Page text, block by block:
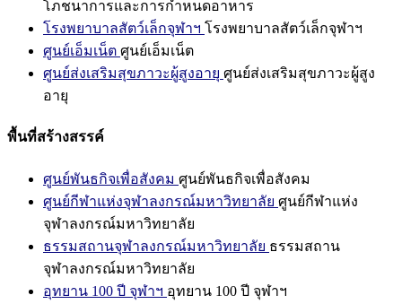
โภชนาการและการกำหนดอาหาร
โรงพยาบาลสัตว์เล็กจุฬาฯ โรงพยาบาลสัตว์เล็กจุฬาฯ
ศูนย์เอ็มเน็ต ศูนย์เอ็มเน็ต
ศูนย์ส่งเสริมสุขภาวะผู้สูงอายุ ศูนย์ส่งเสริมสุขภาวะผู้สูง
อายุ
พื้นที่สร้างสรรค์
ศูนย์พันธกิจเพื่อสังคม ศูนย์พันธกิจเพื่อสังคม
ศูนย์กีฬาแห่งจุฬาลงกรณ์มหาวิทยาลัย ศูนย์กีฬาแห่ง
จุฬาลงกรณ์มหาวิทยาลัย
ธรรมสถานจุฬาลงกรณ์มหาวิทยาลัย ธรรมสถาน
จุฬาลงกรณ์มหาวิทยาลัย
อุทยาน 100 ปี จุฬาฯ อุทยาน 100 ปี จุฬาฯ